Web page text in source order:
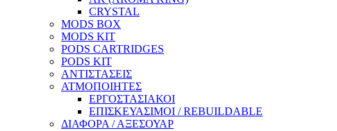
CRYSTAL
MODS BOX
MODS KIT
PODS CARTRIDGES
PODS KIT
ΑΝΤΙΣΤΑΣΕΙΣ
ΑΤΜΟΠΟΙΗΤΕΣ
ΕΡΓΟΣΤΑΣΙΑΚΟΙ
ΕΠΙΣΚΕΥΑΣΙΜΟΙ / REBUILDABLE
ΔΙΑΦΟΡΑ / ΑΞΕΣΟΥΑΡ